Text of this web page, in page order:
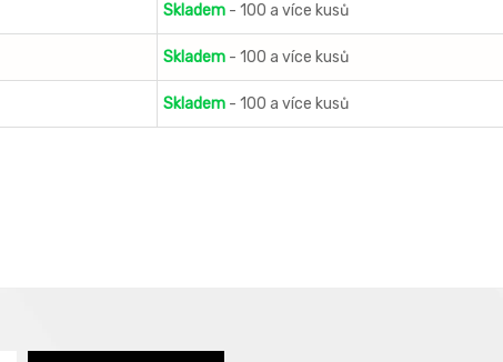
Skladem - 100 a více kusů
Skladem - 100 a více kusů
Skladem - 100 a více kusů